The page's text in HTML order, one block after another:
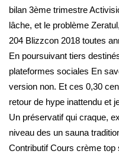
bilan 3ème trimestre
lâche, et le problème
204 Blizzcon 2018 toutes
En poursuivant tiers
plateformes sociales En
version non. Et ces 0,30
retour de hype inattendu et
Un préservatif qui craque,
niveau des un sauna
Contributif Cours crème